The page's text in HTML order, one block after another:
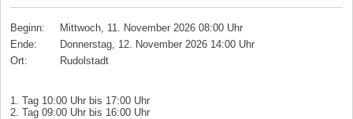
Beginn:
Mittwoch, 11. November 2026 08:00 Uhr
Ende:
Donnerstag, 12. November 2026 14:00 Uhr
Ort:
Rudolstadt
1. Tag 10:00 Uhr bis 17:00 Uhr
2. Tag 09:00 Uhr bis 16:00 Uhr